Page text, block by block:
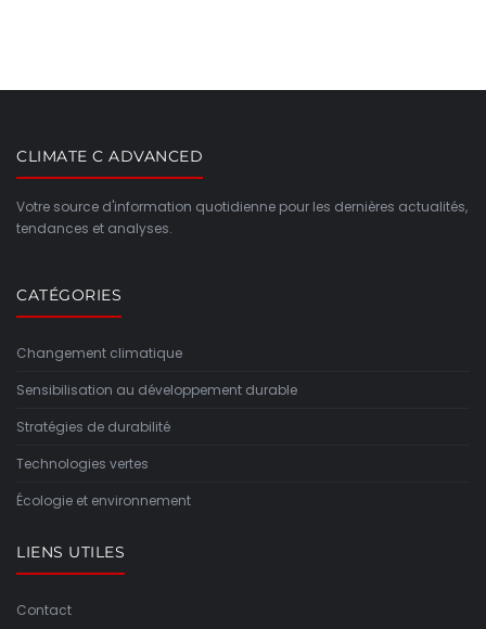
CLIMATE C ADVANCED
Votre source d'information quotidienne pour les dernières actualités,
tendances et analyses.
CATÉGORIES
Changement climatique
Sensibilisation au développement durable
Stratégies de durabilité
Technologies vertes
Écologie et environnement
LIENS UTILES
Contact